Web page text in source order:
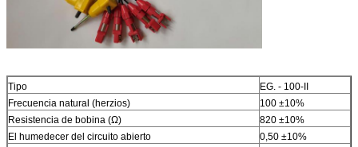
Tipo
EG. - 100-II
Frecuencia natural (herzios)
100 ±10%
Resistencia de bobina (Ω)
820 ±10%
El humedecer del circuito abierto
0,50 ±10%